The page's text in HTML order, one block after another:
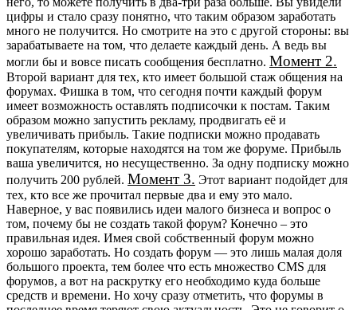
цифры и стало сразу понятно, что таким образом заработать
много не получится. Но смотрите на это с другой стороны: вы
зарабатываете на том, что делаете каждый день. А ведь вы
могли бы и вовсе писать сообщения бесплатно. Момент 2.
Второй вариант для тех, кто имеет большой стаж общения на
форумах. Фишка в том, что сегодня почти каждый форум
имеет возможность оставлять подписочки к постам. Таким
образом можно запустить рекламу, продвигать её и
увеличивать прибыль. Такие подписки можно продавать
покупателям, которые находятся на том же форуме. Прибыль
ваша увеличится, но несущественно. За одну подписку можно
получить 200 рублей. Момент 3. Этот вариант подойдет для
тех, кто все же прочитал первые два и ему это мало.
Наверное, у вас появились идеи малого бизнеса и вопрос о
том, почему бы не создать такой форум? Конечно – это
правильная идея. Имея свой собственный форум можно
хорошо заработать. Но создать форум — это лишь малая доля
большого проекта, тем более что есть множество CMS для
форумов, а вот на раскрутку его необходимо куда больше
средств и времени. Но хочу сразу отметить, что форумы в